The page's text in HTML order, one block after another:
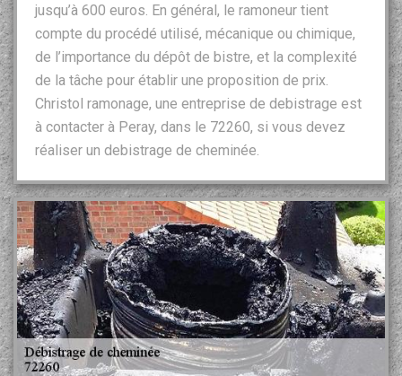
jusqu’à 600 euros. En général, le ramoneur tient
compte du procédé utilisé, mécanique ou chimique,
de l’importance du dépôt de bistre, et la complexité
de la tâche pour établir une proposition de prix.
Christol ramonage, une entreprise de debistrage est
à contacter à Peray, dans le 72260, si vous devez
réaliser un debistrage de cheminée.